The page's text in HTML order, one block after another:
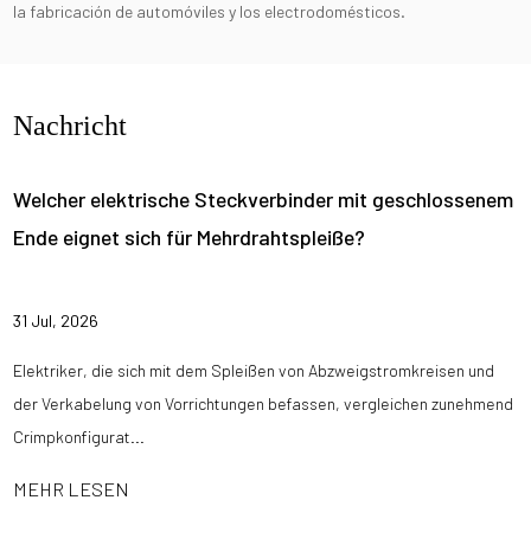
la fabricación de automóviles y los electrodomésticos.
Nachricht
Welcher elektrische Steckverbinder mit geschlossenem
Ende eignet sich für Mehrdrahtspleiße?
31 Jul, 2026
Elektriker, die sich mit dem Spleißen von Abzweigstromkreisen und
der Verkabelung von Vorrichtungen befassen, vergleichen zunehmend
Crimpkonfigurat...
MEHR LESEN